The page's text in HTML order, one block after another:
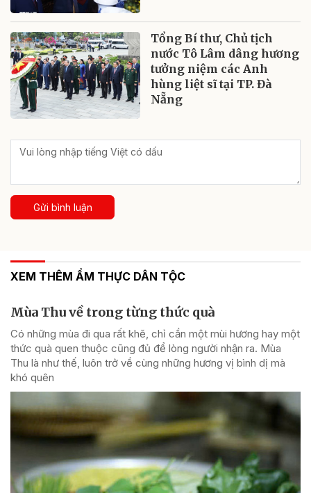
Tổng Bí thư, Chủ tịch
nước Tô Lâm dâng hương
tưởng niệm các Anh
hùng liệt sĩ tại TP. Đà
Nẵng
Gửi bình luận
XEM THÊM ẨM THỰC DÂN TỘC
Mùa Thu về trong từng thức quà
Có những mùa đi qua rất khẽ, chỉ cần một mùi hương hay một
thức quà quen thuộc cũng đủ để lòng người nhận ra. Mùa
Thu là như thế, luôn trở về cùng những hương vị bình dị mà
khó quên